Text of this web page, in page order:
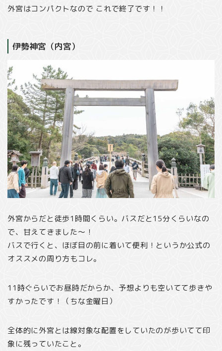
外宮はコンパクトなので これで終了です！！
伊勢神宮（内宮）
外宮からだと徒歩1時間くらい。バスだと15分くらいなの
で、甘えてきました〜！
バスで行くと、ほぼ目の前に着いて便利！というか公式の
オススメの周り方もコレ。
11時ぐらいでお昼時だからか、予想よりも空いてて歩きや
すかったです！（ちな金曜日）
全体的に外宮とは線対象な配置をしていたのが歩いてて印
象に残っていたこと。